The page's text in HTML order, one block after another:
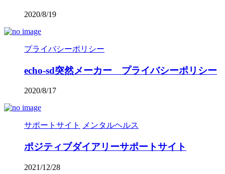
2020/8/19
プライバシーポリシー
echo-sd突然メーカー プライバシーポリシー
2020/8/17
サポートサイト メンタルヘルス
ポジティブダイアリーサポートサイト
2021/12/28